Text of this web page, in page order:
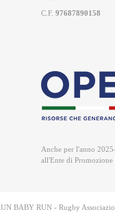
C.F. 97687890158
Anche per l'anno
all'Ente di Promozione
BABY RUN - Rugby